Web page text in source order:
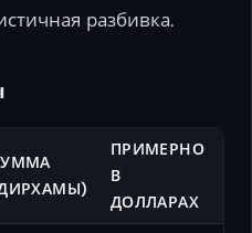
разбивка.
ПРИМЕРНО
В
ДОЛЛАРАХ